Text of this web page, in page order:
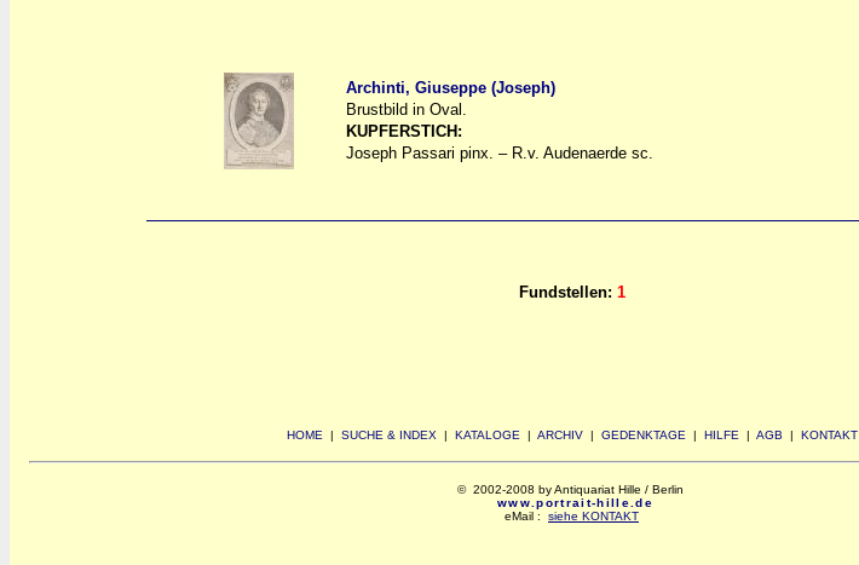
Archinti, Giuseppe (Joseph)
Brustbild in Oval.
KUPFERSTICH:
Joseph Passari pinx. – R.v. Audenaerde sc.
Fundstellen: 1
HOME | SUCHE & INDEX | KATALOGE | ARCHIV| GEDENKTAGE | HILFE | AGB | KONTAKT
© 2002-2008 by Antiquariat Hille / Berlin
www.portrait-hille.de
eMail : siehe KONTAKT